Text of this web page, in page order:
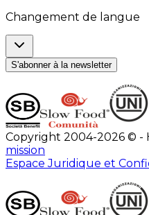
Changement de langue
S'abonner à la newsletter
Copyright 2004-2026 © -
mission
Espace Juridique et